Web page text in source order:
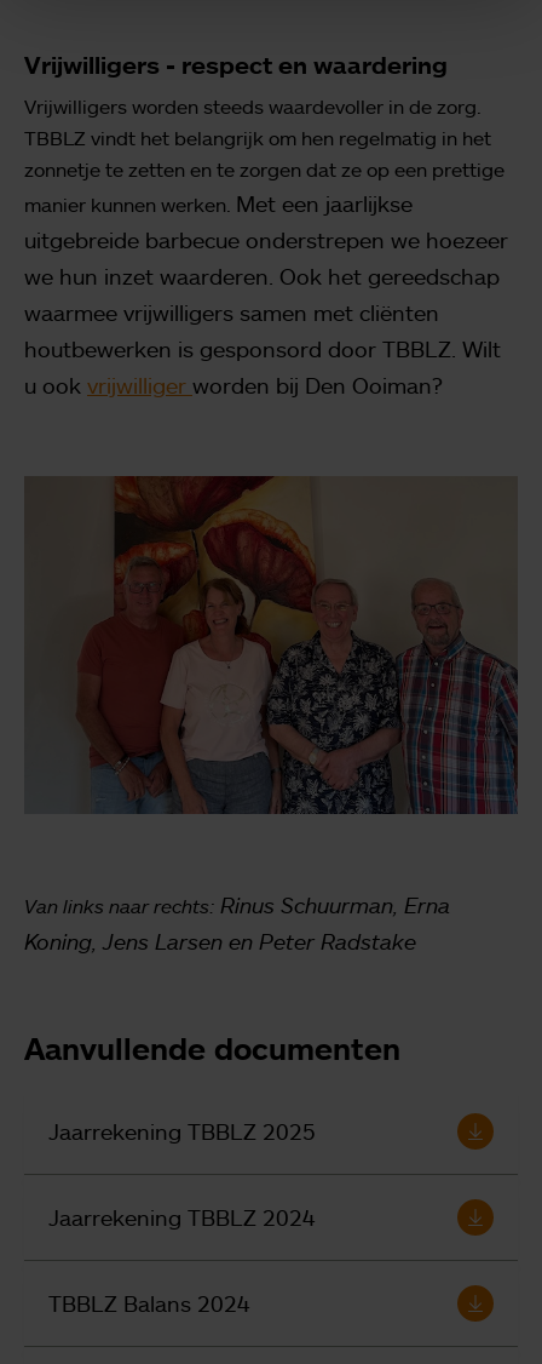
Vrijwilligers - respect en waardering
Vrijwilligers worden steeds waardevoller in de zorg.
TBBLZ vindt het belangrijk om hen regelmatig in het
zonnetje te zetten en te zorgen dat ze op een prettige
manier kunnen werken. Met een jaarlijkse
uitgebreide barbecue onderstrepen we hoezeer
we hun inzet waarderen. Ook het gereedschap
waarmee vrijwilligers samen met cliënten
houtbewerken is gesponsord door TBBLZ. Wilt
u ook vrijwilliger worden bij Den Ooiman?
Van links naar rechts: Rinus Schuurman, Erna
Koning, Jens Larsen en Peter Radstake
Aanvullende documenten
Jaarrekening TBBLZ 2025
Jaarrekening TBBLZ 2024
TBBLZ Balans 2024